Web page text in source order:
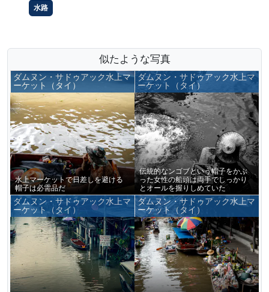
水路
似たような写真
ダムヌン・サドゥアック水上マ
ーケット（タイ）
水上マーケットで日差しを避ける
帽子は必需品だ
ダムヌン・サドゥアック水上マ
ーケット（タイ）
伝統的なンゴブという帽子をかぶ
った女性の船頭は両手でしっかり
とオールを握りしめていた
ダムヌン・サドゥアック水上マ
ーケット（タイ）
ダムヌン・サドゥアック水上マ
ーケット（タイ）